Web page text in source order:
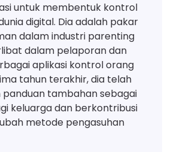
untuk membentuk kontrol
digital. Dia adalah pakar
dalam industri parenting
dalam pelaporan dan
aplikasi kontrol orang
tahun terakhir, dia telah
tambahan sebagai
keluarga dan berkontribusi
metode pengasuhan